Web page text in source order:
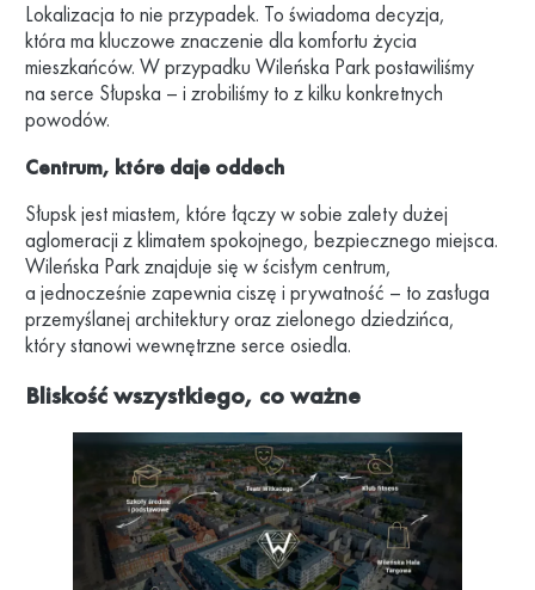
Lokalizacja to nie przypadek. To świadoma decyzja,
która ma kluczowe znaczenie dla komfortu życia
mieszkańców. W przypadku Wileńska Park postawiliśmy
na serce Słupska – i zrobiliśmy to z kilku konkretnych
powodów.
Centrum, które daje oddech
Słupsk jest miastem, które łączy w sobie zalety dużej
aglomeracji z klimatem spokojnego, bezpiecznego miejsca.
Wileńska Park znajduje się w ścisłym centrum,
a jednocześnie zapewnia ciszę i prywatność – to zasługa
przemyślanej architektury oraz zielonego dziedzińca,
który stanowi wewnętrzne serce osiedla.
Bliskość wszystkiego, co ważne